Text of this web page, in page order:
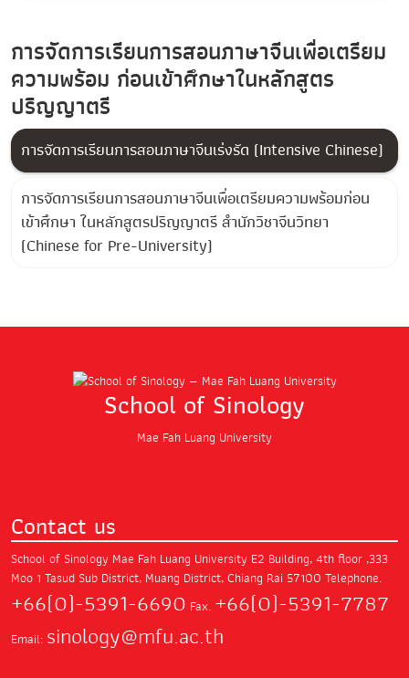
การจัดการเรียนการสอนภาษาจีนเพื่อเตรียม
ความพร้อม ก่อนเข้าศึกษาในหลักสูตร
ปริญญาตรี
การจัดการเรียนการสอนภาษาจีนเร่งรัด (Intensive Chinese)
การจัดการเรียนการสอนภาษาจีนเพื่อเตรียมความพร้อมก่อน
เข้าศึกษา ในหลักสูตรปริญญาตรี สำนักวิชาจีนวิทยา
(Chinese for Pre-University)
School of Sinology
Mae Fah Luang University
Contact us
School of Sinology Mae Fah Luang University E2 Building, 4th floor ,333
Moo 1 Tasud Sub District, Muang District, Chiang Rai 57100 Telephone.
+66(0)-5391-6690 Fax. +66(0)-5391-7787
Email: sinology@mfu.ac.th